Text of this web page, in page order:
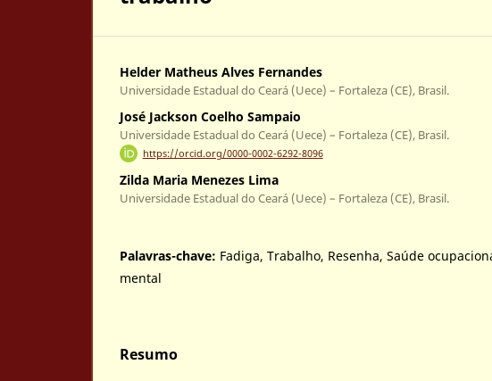
Helder Matheus Alves Fernandes
Universidade Estadual do Ceará (Uece) – Fortaleza (CE), Brasil.
José Jackson Coelho Sampaio
Universidade Estadual do Ceará (Uece) – Fortaleza (CE), Brasil.
https://orcid.org/0000-0002-6292-8096
Zilda Maria Menezes Lima
Universidade Estadual do Ceará (Uece) – Fortaleza (CE), Brasil.
Palavras-chave: Fadiga, Trabalho, Resenha, Saúde
mental
Resumo